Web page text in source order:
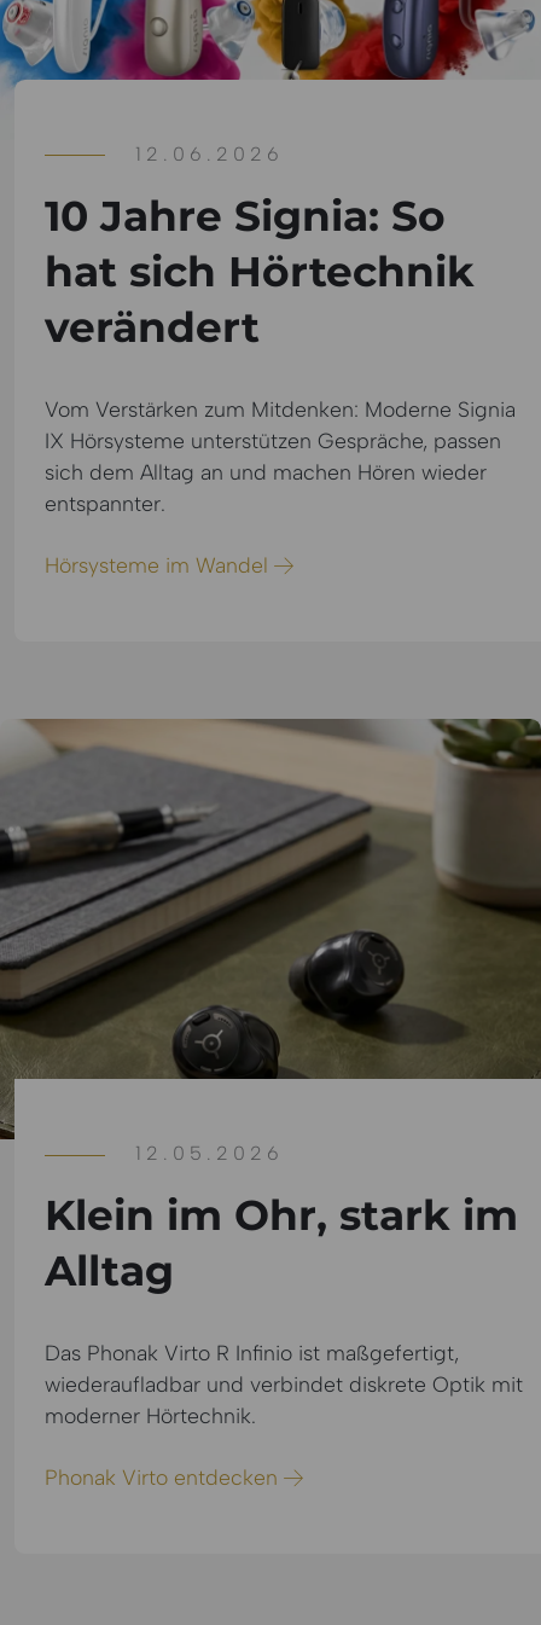
12.06.2026
10 Jahre Signia: So
hat sich Hörtechnik
verändert
Vom Verstärken zum Mitdenken: Moderne Signia
IX Hörsysteme unterstützen Gespräche, passen
sich dem Alltag an und machen Hören wieder
entspannter.
Hörsysteme im Wandel
12.05.2026
Klein im Ohr, stark im
Alltag
Das Phonak Virto R Infinio ist maßgefertigt,
wiederaufladbar und verbindet diskrete Optik mit
moderner Hörtechnik.
Phonak Virto entdecken